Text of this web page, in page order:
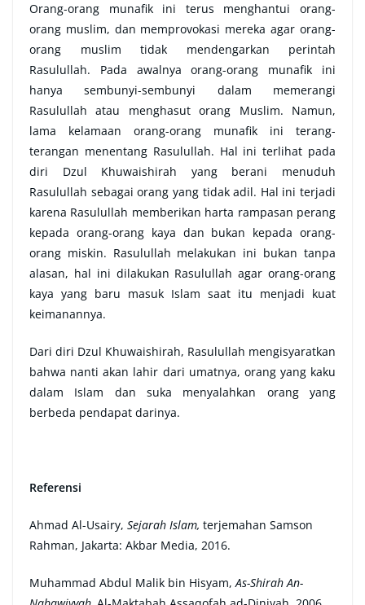
Orang-orang munafik ini terus menghantui orang-
orang muslim, dan memprovokasi mereka agar orang-
orang muslim tidak mendengarkan perintah
Rasulullah. Pada awalnya orang-orang munafik ini
hanya sembunyi-sembunyi dalam memerangi
Rasulullah atau menghasut orang Muslim. Namun,
lama kelamaan orang-orang munafik ini terang-
terangan menentang Rasulullah. Hal ini terlihat pada
diri Dzul Khuwaishirah yang berani menuduh
Rasulullah sebagai orang yang tidak adil. Hal ini terjadi
karena Rasulullah memberikan harta rampasan perang
kepada orang-orang kaya dan bukan kepada orang-
orang miskin. Rasulullah melakukan ini bukan tanpa
alasan, hal ini dilakukan Rasulullah agar orang-orang
kaya yang baru masuk Islam saat itu menjadi kuat
keimanannya.
Dari diri Dzul Khuwaishirah, Rasulullah mengisyaratkan
bahwa nanti akan lahir dari umatnya, orang yang kaku
dalam Islam dan suka menyalahkan orang yang
berbeda pendapat darinya.
Referensi
Ahmad Al-Usairy, Sejarah Islam, terjemahan Samson
Rahman, Jakarta: Akbar Media, 2016.
Muhammad Abdul Malik bin Hisyam,As-Shirah An-